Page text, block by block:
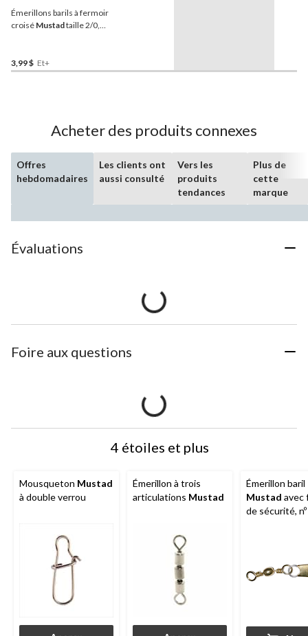
Émerillons barils à fermoir
croisé Mustadtaille 2/0,
3,99 $ Et+
Acheter des produits connexes
Offres
hebdomadaires
Les clients ont
aussi consulté
Vers les
produits
tendances
Plus de
cette
marque
Évaluations
Foire aux questions
4 étoiles et plus
Mousqueton Mustad
à double verrou
Émerillon à trois
articulations Mustad
Émerillon baril
Mustad avec
de sécurité,